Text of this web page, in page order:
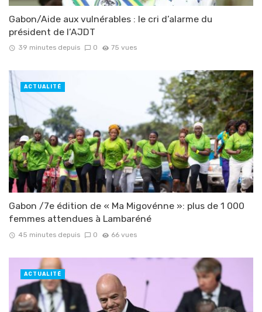
Gabon/Aide aux vulnérables : le cri d’alarme du
président de l’AJDT
39 minutes depuis 0 75 vues
Gabon /7e édition de « Ma Migovénne »: plus de 1 000
femmes attendues à Lambaréné
45 minutes depuis 0 66 vues
ACTUALITÉ
ACTUALITÉ